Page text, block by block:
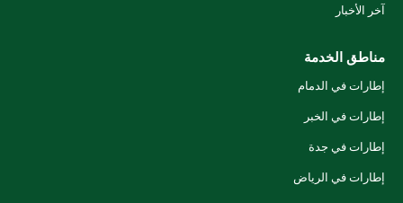
آخر الأخبار
مناطق الخدمة
إطارات في الدمام
إطارات في الخبر
إطارات في جدة
إطارات في الرياض